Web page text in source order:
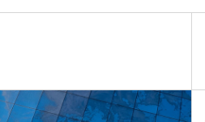
Центр культуры и досуга г. Гурьевск